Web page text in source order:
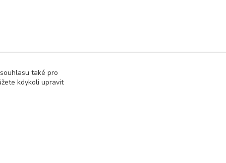
kalhotytaké pro
kdykoli upravit